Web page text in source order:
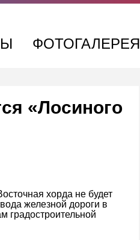
ФОТОГАЛЕРЕЯ
«Лосиного
хорда не будет
железной дороги в
градостроительной